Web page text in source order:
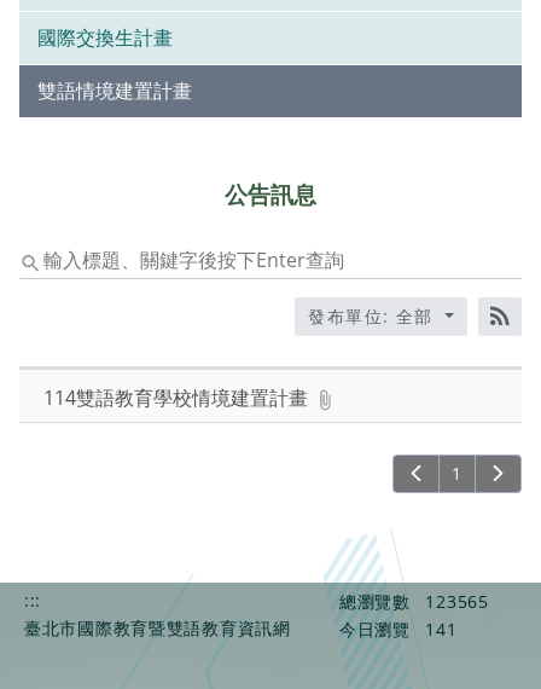
國際交換生計畫
雙語情境建置計畫
公告訊息
輸
入
關
字
詢
發布單位: 全部
RSS
114雙語教育學校情境建置計畫
1
:::
臺北市國際教育暨雙語教育資訊網
總瀏覽數
123565
今日瀏覽
141